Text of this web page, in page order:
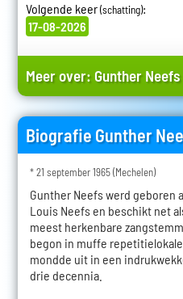
Volgende keer(schatting):
17-08-2026
Meer over: Gunther Neefs
Biografie Gunther
* 21 september 1965 (Mechelen)
Gunther Neefs werd geboren
Louis Neefs en beschikt net
meest herkenbare
begon in muffe
mondde uit in een
drie decennia.